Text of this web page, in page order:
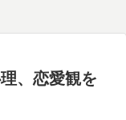
、恋愛観を